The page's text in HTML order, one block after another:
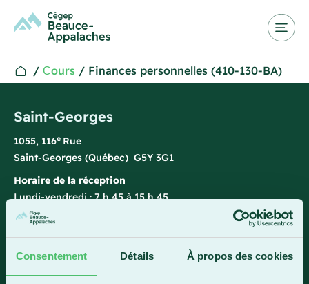
Consentement Détails À propos des cookies
/ Сours / Finances personnelles (410-130-BA)
Saint-Georges
1055, 116e Rue
Saint-Georges (Québec) G5Y 3G1
Horaire de la réception
Lundi-vendredi : 7 h 45 à 15 h 45
418 228-8896